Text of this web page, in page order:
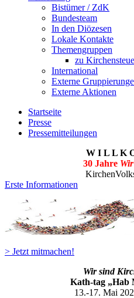
Bistümer / ZdK
Bundesteam
In den Diözesen
Lokale Kontakte
Themengruppen
zu
International
Externe
Externe Aktionen
Startseite
Presse
Pressemitteilungen
W I L L K
30 Jahre
Erste Informationen
> Jetzt mitmachen!
Wir sind
Kath-tag „Hab
13.-17. Mai